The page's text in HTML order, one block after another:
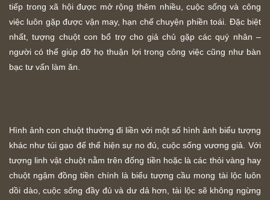
tiếp trong xã hội được mở rộng thêm nhiều, cuộc sống và công
việc luôn gặp được vận may, hạn chế chuyện phiền toái. Đặc biệt
nhất, tượng chuột con bổ trợ cho giả chủ gặp các quý nhân –
người có thể giúp đỡ họ thuận lợi trong công việc cũng như bàn
bạc tư vấn làm ăn.
Hình ảnh con chuột thường đi liền với một số hình ảnh biểu tượng
khác như túi gạo để thể hiện sự no đủ, cuộc sống vương giả. Với
tượng linh vật chuột nằm trên đống tiền hoặc là các thỏi vàng hay
chuột ngậm đồng tiền chính là biểu tượng cầu mong tài lộc luôn
dồi dào, cuộc sống đầy đủ và dư dả hơn, tài lộc sẽ không ngừng